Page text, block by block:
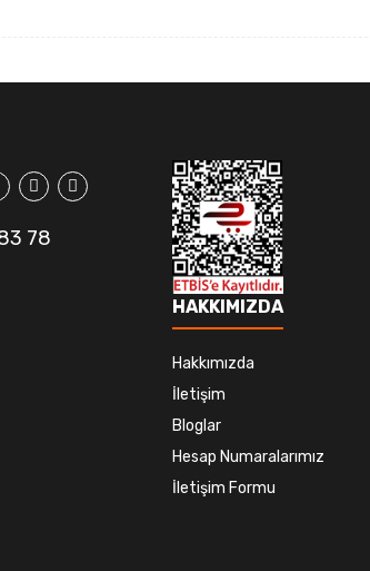
78
HAKKIMIZDA
Hakkımızda
İletişim
Bloglar
Hesap Numaralarımız
İletişim Formu